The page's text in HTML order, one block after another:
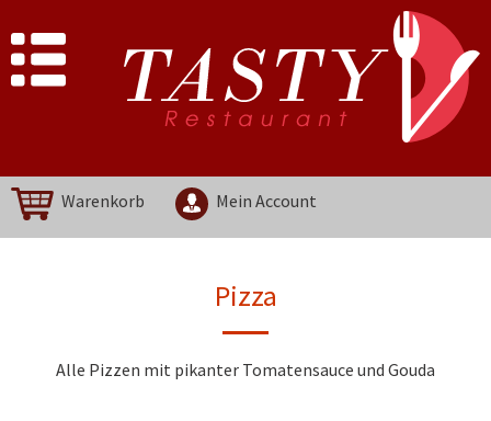
Warenkorb Mein Account
Pizza
Alle Pizzen mit pikanter Tomatensauce und Gouda